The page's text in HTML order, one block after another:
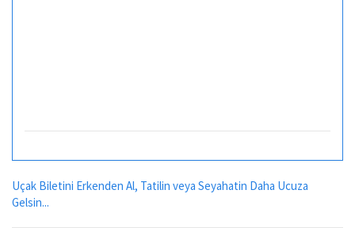
Uçak Biletini Erkenden Al, Tatilin veya Seyahatin Daha Ucuza
Gelsin...